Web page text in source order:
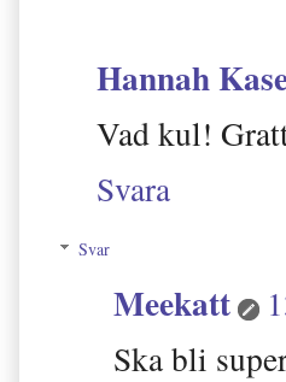
Hannah
Vad kul!
Svara
Svar
Meekatt
Ska bli